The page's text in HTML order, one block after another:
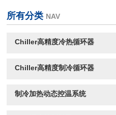
所有分类 NAV
Chiller高精度冷热循环器
Chiller高精度制冷循环器
制冷加热动态控温系统